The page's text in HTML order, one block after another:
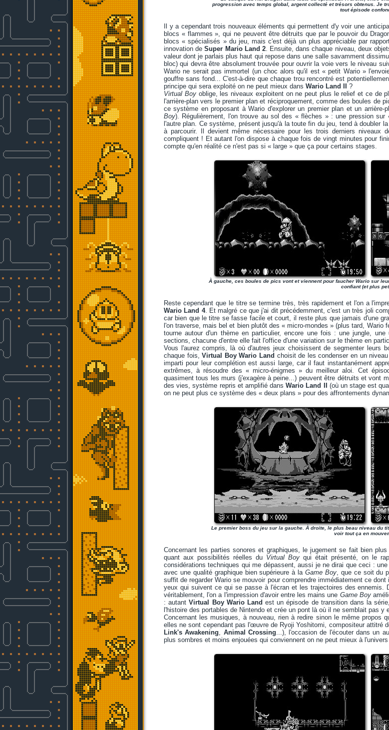
progression avec temps global, argent collecté et trésors obtenus. Je
tout épisode
Il y a cependant trois nouveaux éléments qui permettent d'y voir une
blocs « flammes », qui ne peuvent être détruits que par le pouvoir du
blocs « spécialisés » du jeu, mais c'est déjà un plus appréciable par
innovation deSuper Mario Land 2. Ensuite, dans chaque niveau, deux
valeur dont je parlais plus haut qui repose dans une salle savamment
bloc) qui devra être absolument trouvée pour ouvrir la voie vers le niveau
Wario ne serait pas immortel (un choc alors qu'il est « petit Wario »
gouffre sans fond... C'est-à-dire que chaque trou rencontré est
principe qui sera exploité on ne peut mieux dans Wario Land II
?
Virtual Boyoblige, les niveaux exploitent on ne peut plus le relief et ce de
l'arrière-plan vers le premier plan et réciproquement, comme des boules
ce système en proposant à Wario d'explorer un premier plan et un arrière-
Boy). Régulièrement, l'on trouve au sol des « flèches » : une pression
l'autre plan. Ce système, présent jusqu'à la toute fin du jeu, tend à doubler
à parcourir. Il devient même nécessaire pour les trois derniers
compliquent ! Et autant l'on dispose à chaque fois de vingt minutes pour
compte qu'en réalité ce n'est pas si « large » que ça pour certains stages.
À gauche, ces boules de pics vont et viennent pour faucher Wario sur
confiant (et plus
Reste cependant que le titre se termine très, très rapidement et l'on a
Wario Land 4. Et malgré ce que j'ai dit précédemment, c'est un très joli
car bien que le titre se fasse facile et court, il reste plus que jamais d'une
l'on traverse, mais bel et bien plutôt des « micro-mondes » (plus tard,
tourne autour d'un thème en particulier, encore une fois : une jungle,
sections, chacune d'entre elle fait l'office d'une variation sur le thème en
Vous l'aurez compris, là où d'autres jeux choisissent de segmenter leurs
chaque fois,Virtual Boy Wario Land choisit de les condenser en un
imparti pour leur complétion est aussi large, car il faut instantanément
extrêmes, à résoudre des « micro-énigmes » du meilleur aloi. Cet
quasiment tous les murs (j'exagère à peine...) peuvent être détruits et vont
des vies, système repris et amplifié dansWario Land II
(où un stage est
on ne peut plus ce système des « deux plans » pour des affrontements
Le premier boss du jeu sur la gauche. À droite, le plus beau niveau du
voir tout ça en
Concernant les parties sonores et graphiques, le jugement se fait bien
quant aux possibilités réelles du Virtual Boyqui était présenté, on le
considérations techniques qui me dépassent, aussi je ne dirai que ceci :
avec une qualité graphique bien supérieure à la Game Boy, que ce soit du
suffit de regarder Wario se mouvoir pour comprendre immédiatement ce
yeux qui suivent ce qui se passe à l'écran et les trajectoires des
véritablement, l'on a l'impression d'avoir entre les mains une Game Boy
: autantVirtual Boy Wario Land est un épisode de transition dans la
l'histoire des portables de Nintendo et crée un pont là où il ne semblait pas y
Concernant les musiques, à nouveau, rien à redire sinon le même propos
elles ne sont cependant pas l'œuvre de Ryoji Yoshitomi, compositeur attitré
Link's Awakening, Animal Crossing...), l'occasion de l'écouter dans un
plus sombres et moins enjouées qui conviennent on ne peut mieux à